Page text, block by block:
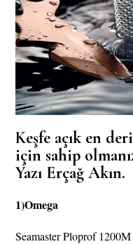
Keşfe açık en
için sahip
Yazı Erçağ Akın.
1)Omega
Seamaster Ploprof